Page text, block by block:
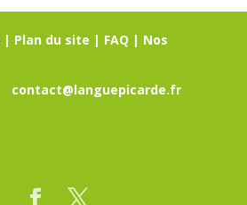
| Plan du site | FAQ | Nos
contact@languepicarde.fr